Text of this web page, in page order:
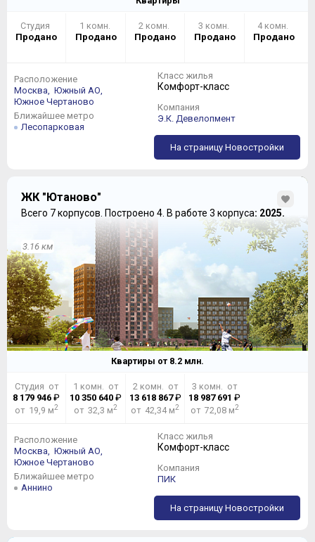
Студия
Продано
1 комн.
Продано
2 комн.
Продано
3 комн.
Продано
4 комн.
Продано
Расположение
Москва, Южный АО,
Южное Чертаново
Ближайшее метро
Лесопарковая
Класс жилья
Комфорт-класс
Компания
Э.К. Девелопмент
На страницу Новостройки
ЖК "Ютаново"
Всего 7 корпусов. Построено 4. В работе 3 корпуса: 2025.
3.16 км
Квартиры от 8.2 млн.
Студия от
8 179 946 ₽
от 19,9 м2
1 комн. от
10 350 640 ₽
от 32,3 м2
2 комн. от
13 618 867₽
от 42,34 м2
3 комн. от
18 987 691 ₽
от 72,08 м2
Расположение
Москва, Южный АО,
Южное Чертаново
Ближайшее метро
Аннино
Класс жилья
Комфорт-класс
Компания
ПИК
На страницу Новостройки